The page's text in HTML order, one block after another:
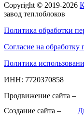
Copyright © 2019-2026
завод теплоблоков
Политика обработки
Согласие на
Политика
ИНН: 7720370858
Продвижение сайта –
Создание сайта –